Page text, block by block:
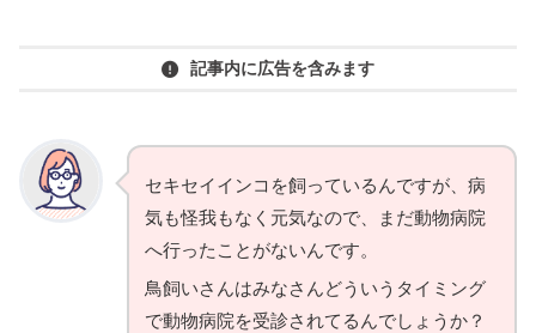
記事内に広告を含みます
セキセイインコを飼っているんですが、病
気も怪我もなく元気なので、まだ動物病院
へ行ったことがないんです。
鳥飼いさんはみなさんどういうタイミング
で動物病院を受診されてるんでしょうか？